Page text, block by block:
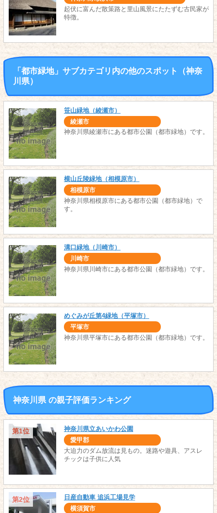
起伏に富んだ散策路と里山風景にたたずむ古民家が
特徴。
「都市緑地」サブカテゴリ内の他のスポット（神奈
川県）
笹山緑地（綾瀬市）
綾瀬市
神奈川県綾瀬市にある都市公園（都市緑地）です。
横山丘陵緑地（相模原市）
相模原市
神奈川県相模原市にある都市公園（都市緑地）で
す。
溝口緑地（川崎市）
川崎市
神奈川県川崎市にある都市公園（都市緑地）です。
めぐみが丘第4緑地（平塚市）
平塚市
神奈川県平塚市にある都市公園（都市緑地）です。
神奈川県 の親子評価ランキング
第1位 神奈川県立あいかわ公園
愛甲郡
大迫力のダム放流は見もの。迷路や遊具、アスレ
チックは子供に人気
第2位 日産自動車 追浜工場見学
横須賀市